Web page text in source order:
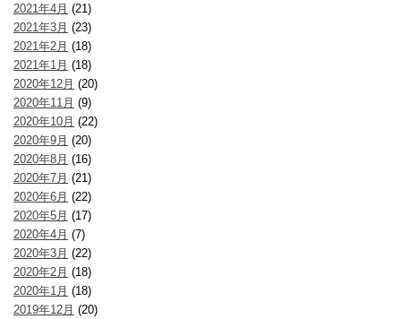
2021年4月 (21)
2021年3月 (23)
2021年2月 (18)
2021年1月 (18)
2020年12月 (20)
2020年11月 (9)
2020年10月 (22)
2020年9月 (20)
2020年8月 (16)
2020年7月 (21)
2020年6月 (22)
2020年5月 (17)
2020年4月 (7)
2020年3月 (22)
2020年2月 (18)
2020年1月 (18)
2019年12月 (20)